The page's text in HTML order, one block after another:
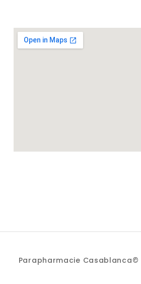
Parapharmacie Casablanca©